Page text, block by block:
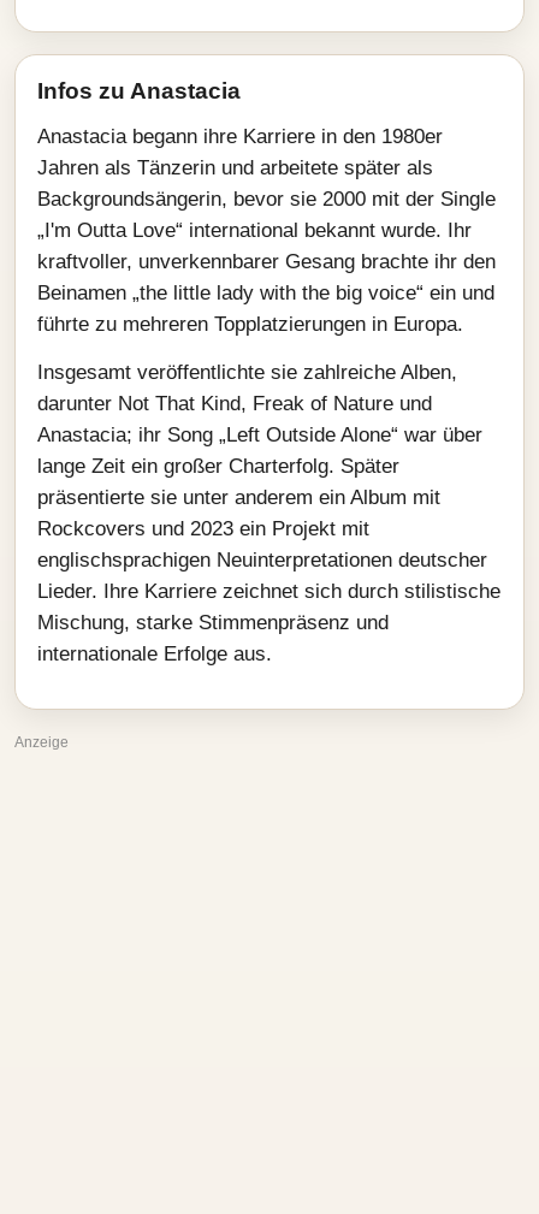
Infos zu Anastacia
Anastacia begann ihre Karriere in den 1980er
Jahren als Tänzerin und arbeitete später als
Backgroundsängerin, bevor sie 2000 mit der Single
„I'm Outta Love“ international bekannt wurde. Ihr
kraftvoller, unverkennbarer Gesang brachte ihr den
Beinamen „the little lady with the big voice“ ein und
führte zu mehreren Topplatzierungen in Europa.
Insgesamt veröffentlichte sie zahlreiche Alben,
darunter Not That Kind, Freak of Nature und
Anastacia; ihr Song „Left Outside Alone“ war über
lange Zeit ein großer Charterfolg. Später
präsentierte sie unter anderem ein Album mit
Rockcovers und 2023 ein Projekt mit
englischsprachigen Neuinterpretationen deutscher
Lieder. Ihre Karriere zeichnet sich durch stilistische
Mischung, starke Stimmenpräsenz und
internationale Erfolge aus.
Anzeige